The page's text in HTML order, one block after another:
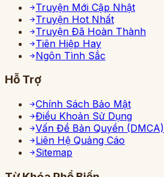
Truyện Mới Cập Nhật
Truyện Hot Nhất
Truyện Đã Hoàn Thành
Tiên Hiệp Hay
Ngôn Tình Sắc
Hỗ Trợ
Chính Sách Bảo Mật
Điều Khoản Sử Dụng
Vấn Đề Bản Quyền (DMCA)
Liên Hệ Quảng Cáo
Sitemap